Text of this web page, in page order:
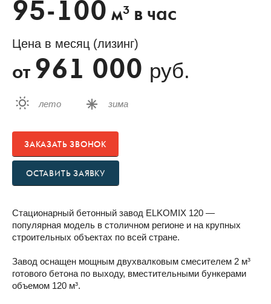
95-100 м3 в час
Цена в месяц (лизинг)
от 961 000 руб.
лето зима
ЗАКАЗАТЬ ЗВОНОК
ОСТАВИТЬ ЗАЯВКУ
Стационарный бетонный завод ELKOMIX 120 —
популярная модель в столичном регионе и на крупных
строительных объектах по всей стране.
Завод оснащен мощным двухвалковым смесителем 2 м³
готового бетона по выходу, вместительными бункерами
объемом 120 м³.